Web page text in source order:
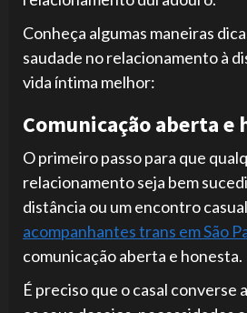
Conheça algumas maneiras
saudade no relacionamento à
vida íntima melhor:
Comunicação aberta e
O primeiro passo para que
relacionamento seja bem
distância ou um encontro
acompanhantes trans em São
comunicação aberta e honesta.
É preciso que o casal